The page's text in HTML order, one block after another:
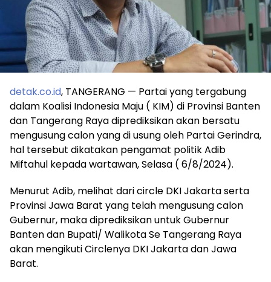
detak.co.id, TANGERANG — Partai yang tergabung
dalam Koalisi Indonesia Maju ( KIM) di Provinsi Banten
dan Tangerang Raya diprediksikan akan bersatu
mengusung calon yang di usung oleh Partai Gerindra,
hal tersebut dikatakan pengamat politik Adib
Miftahul kepada wartawan, Selasa ( 6/8/2024).
Menurut Adib, melihat dari circle DKI Jakarta serta
Provinsi Jawa Barat yang telah mengusung calon
Gubernur, maka diprediksikan untuk Gubernur
Banten dan Bupati/ Walikota Se Tangerang Raya
akan mengikuti Circlenya DKI Jakarta dan Jawa
Barat.